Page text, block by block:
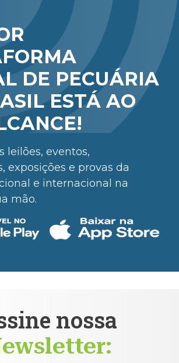
DE PECUÁRIA
ESTÁ AO
leilões, eventos,
exposições e provas da
e internacional na
mão.
nossa